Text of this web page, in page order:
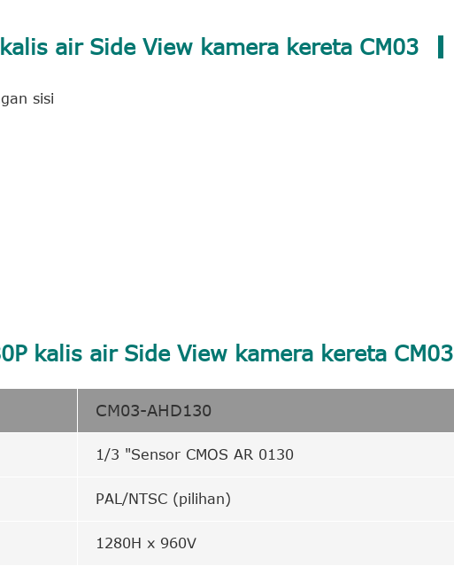
air Side View kamera kereta CM03
sisi
kalis air Side View kamera kereta CM03
CM03-AHD130
1/3 "Sensor CMOS AR 0130
PAL/NTSC (pilihan)
1280H x 960V